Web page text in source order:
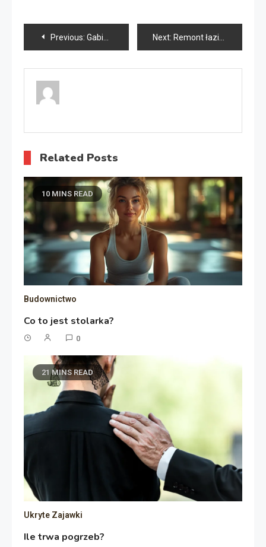
Nawigacja
wpisu
Previous: Gabinet podologiczny Warszawa Next: Remont łazienki
Related Posts
10 MINS READ
Budownictwo
Co to jest stolarka?
0
21 MINS READ
Ukryte Zajawki
Ile trwa pogrzeb?